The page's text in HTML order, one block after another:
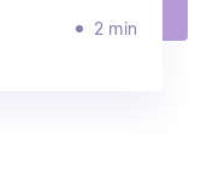
2 min